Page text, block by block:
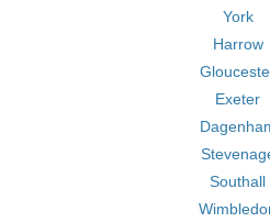
York
Harrow
Exeter
Southall